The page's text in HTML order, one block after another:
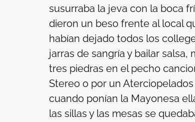
susurraba la jeva con la boca
dieron un beso frente al local
habían dejado todos los
jarras de sangría y bailar
tres piedras en el pecho
Stereo o por un
cuando ponían la Mayonesa
las sillas y las mesas se